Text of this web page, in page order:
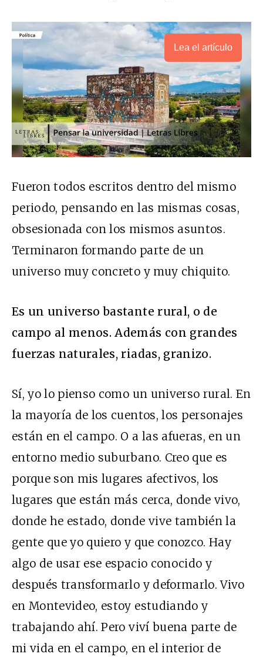
Lea el artículo
Fueron todos escritos dentro del mismo
periodo, pensando en las mismas cosas,
obsesionada con los mismos asuntos.
Terminaron formando parte de un
universo muy concreto y muy chiquito.
Es un universo bastante rural, o de
campo al menos. Además con grandes
fuerzas naturales, riadas, granizo.
Sí, yo lo pienso como un universo rural. En
la mayoría de los cuentos, los personajes
están en el campo. O a las afueras, en un
entorno medio suburbano. Creo que es
porque son mis lugares afectivos, los
lugares que están más cerca, donde vivo,
donde he estado, donde vive también la
gente que yo quiero y que conozco. Hay
algo de usar ese espacio conocido y
después transformarlo y deformarlo. Vivo
en Montevideo, estoy estudiando y
trabajando ahí. Pero viví buena parte de
mi vida en el campo, en el interior de